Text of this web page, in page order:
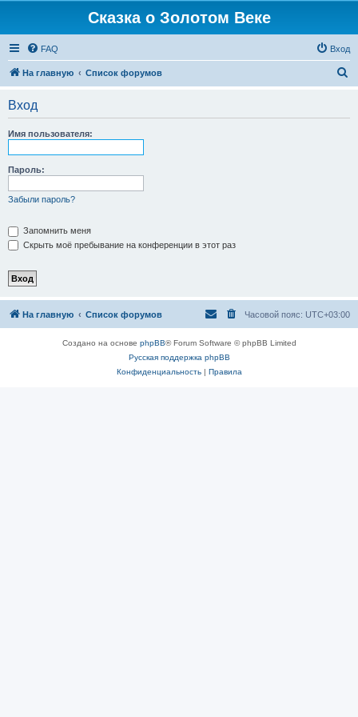
Сказка о Золотом Веке
FAQ Вход
На главную Список форумов
Вход
Имя пользователя:
Пароль:
Забыли пароль?
Запомнить меня
Скрыть моё пребывание на конференции в этот раз
На главную Список форумов Часовой пояс: UTC+03:00
Создано на основе phpBB® Forum Software © phpBB Limited
Русская поддержка phpBB
Конфиденциальность| Правила